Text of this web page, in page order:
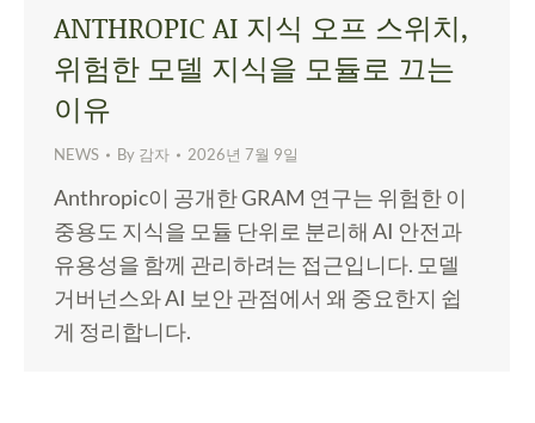
ANTHROPIC AI 지식 오프 스위치,
위험한 모델 지식을 모듈로 끄는
이유
NEWS By 감자 2026년 7월 9일
Anthropic이 공개한 GRAM 연구는 위험한 이
중용도 지식을 모듈 단위로 분리해 AI 안전과
유용성을 함께 관리하려는 접근입니다. 모델
거버넌스와 AI 보안 관점에서 왜 중요한지 쉽
게 정리합니다.